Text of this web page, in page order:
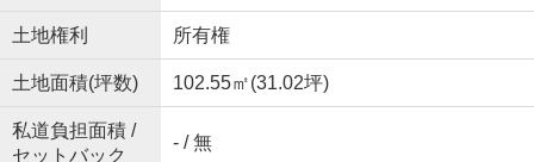
土地権利 所有権
土地面積(坪数) 102.55㎡(31.02坪)
私道負担面積 /
セットバック
- / 無